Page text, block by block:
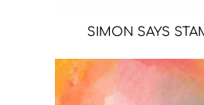
SIMON SAYS